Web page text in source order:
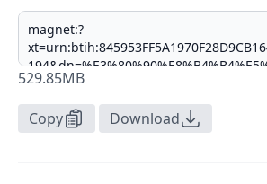
529.85MB
Copy Download